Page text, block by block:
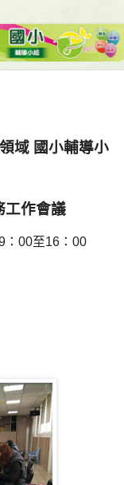
域 國小輔導小
工作會議
：00至16 ：00